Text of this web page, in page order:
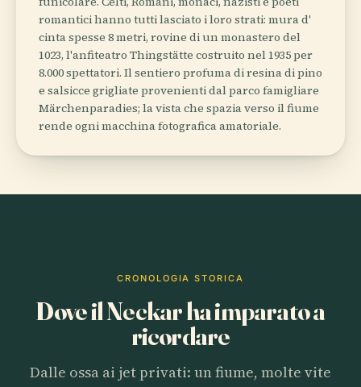
romantici hanno tutti lasciato i loro strati: mura d'
cinta spesse 8 metri, rovine di un monastero del
1023, l'anfiteatro Thingstätte costruito nel 1935 per
8.000 spettatori. Il sentiero profuma di resina di pino
e salsicce grigliate provenienti dal parco famigliare
Märchenparadies; la vista che spazia verso il fiume
rende ogni macchina fotografica amatoriale.
CRONOLOGIA STORICA
Dove il Neckar ha imparato a
ricordare
Dalle ossa ai jet privati: un fiume, molte vite